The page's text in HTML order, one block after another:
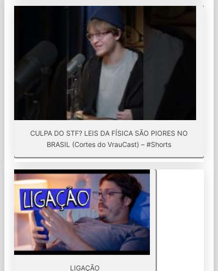
CULPA DO STF? LEIS DA FÍSICA SÃO PIORES NO
BRASIL (Cortes do VrauCast) – #Shorts
LIGAÇÃO